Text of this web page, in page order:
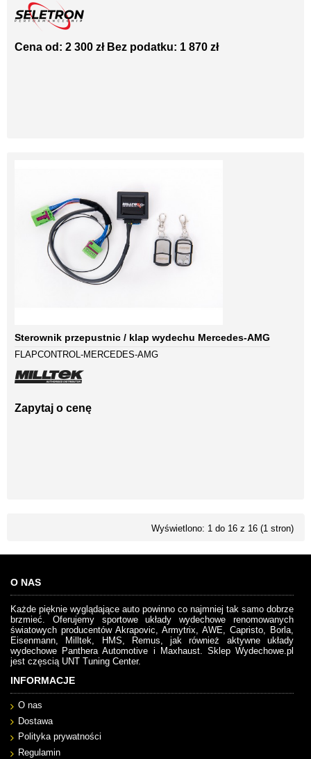
Cena od: 2 300 zł Bez podatku: 1 870 zł
Sterownik przepustnic / klap wydechu Mercedes-AMG
FLAPCONTROL-MERCEDES-AMG
Zapytaj o cenę
Wyświetlono: 1 do 16 z 16 (1 stron)
O NAS
Każde pięknie wyglądające auto powinno co najmniej tak samo dobrze
brzmieć. Oferujemy sportowe układy wydechowe renomowanych
światowych producentów Akrapovic, Armytrix, AWE, Capristo, Borla,
Eisenmann, Milltek, HMS, Remus, jak również aktywne układy
wydechowe Panthera Automotive i Maxhaust. Sklep Wydechowe.pl
jest częscią UNT Tuning Center.
INFORMACJE
O nas
Dostawa
Polityka prywatności
Regulamin